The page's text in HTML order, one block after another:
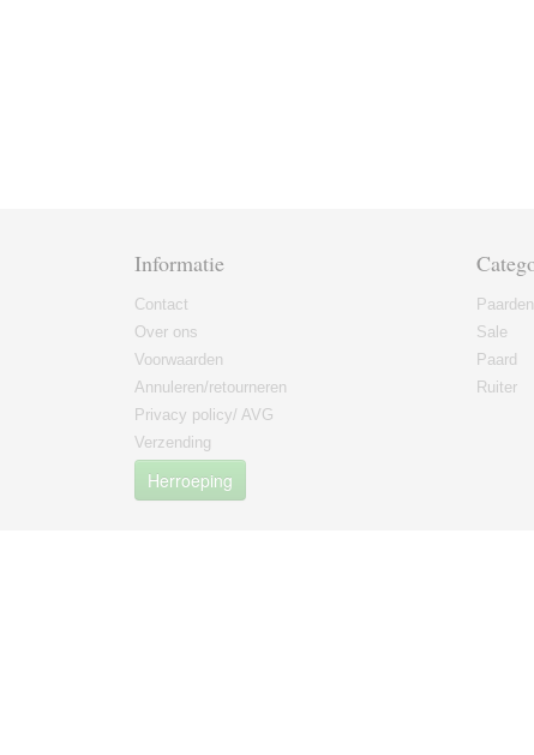
Informatie
Contact
Over ons
Voorwaarden
Annuleren/retourneren
Privacy policy/ AVG
Verzending
Herroeping
Sale
Paard
Ruiter